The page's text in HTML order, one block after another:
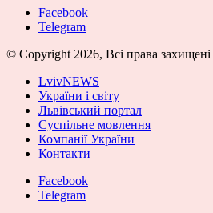
Facebook
Telegram
© Copyright 2026, Всі права захищені
LvivNEWS
України і світу
Львівський портал
Суспільне мовлення
Компанії України
Контакти
Facebook
Telegram